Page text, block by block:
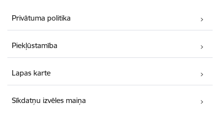
Privātuma politika
Piekļūstamība
Lapas karte
Sīkdatņu izvēles maiņa